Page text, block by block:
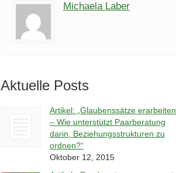
Michaela Laber
Aktuelle Posts
Artikel: „Glaubenssätze erarbeiten
– Wie unterstützt Paarberatung
darin, Beziehungsstrukturen zu
ordnen?“
Oktober 12, 2015